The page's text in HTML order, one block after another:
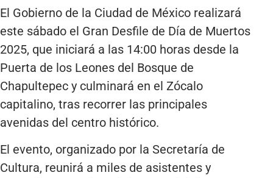
El Gobierno de la Ciudad de México realizará
este sábado el Gran Desfile de Día de Muertos
2025, que iniciará a las 14:00 horas desde la
Puerta de los Leones del Bosque de
Chapultepec y culminará en el Zócalo
capitalino, tras recorrer las principales
avenidas del centro histórico.
El evento, organizado por la Secretaría de
Cultura, reunirá a miles de asistentes y